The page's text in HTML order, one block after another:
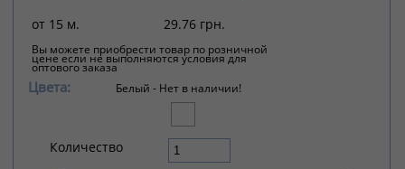
от 15 м. 29.76 грн.
Вы можете приобрести товар по розничной
цене если не выполняются условия для
оптового заказа
Цвета: Белый - Нет в наличии!
Количество